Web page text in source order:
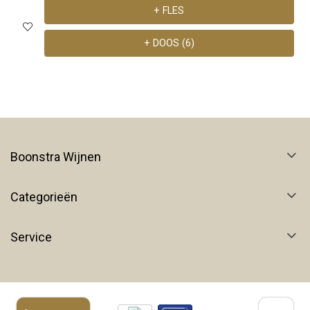
+ FLES
+ DOOS (6)
Boonstra Wijnen
Categorieën
Service